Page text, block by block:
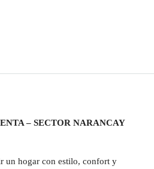
– SECTOR NARANCAY
un hogar con estilo, confort y